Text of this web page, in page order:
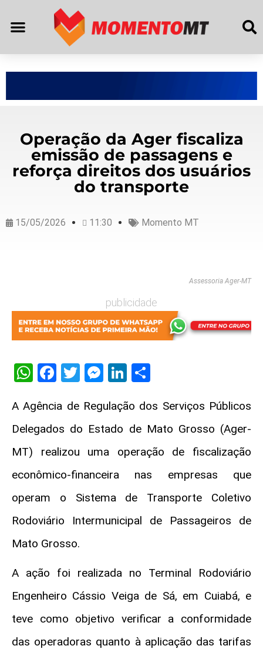
Operação da Ager fiscaliza
emissão de passagens e
reforça direitos dos usuários
do transporte
15/05/2026 11:30 Momento MT
Assessoria Ager-MT
publicidade
WhatsApp
Facebook
Twitter
Messenger
LinkedIn
A Agência de Regulação dos Serviços Públicos
Delegados do Estado de Mato Grosso (Ager-
MT) realizou uma operação de fiscalização
econômico-financeira nas empresas que
operam o Sistema de Transporte Coletivo
Rodoviário Intermunicipal de Passageiros de
Mato Grosso.
A ação foi realizada no Terminal Rodoviário
Engenheiro Cássio Veiga de Sá, em Cuiabá, e
teve como objetivo verificar a conformidade
das operadoras quanto à aplicação das tarifas